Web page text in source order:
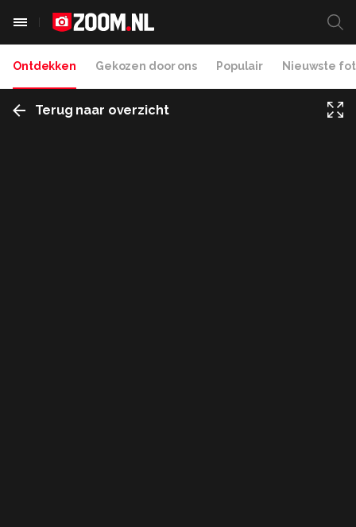
Ontdekken Gekozen door ons Populair Nieuwste
Terug naar overzicht